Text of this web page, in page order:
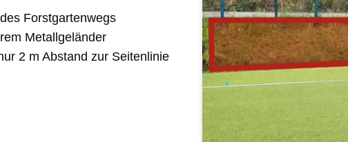
Forstgartenwegs
Metallgeländer
2 m Abstand zur Seitenlinie